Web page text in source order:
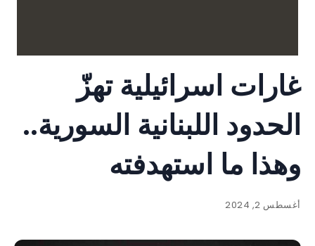
غارات اسرائيلية تهزّ
الحدود اللبنانية السورية..
وهذا ما استهدفته
أغسطس 2, 2024